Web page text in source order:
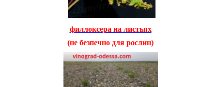
филлоксера на листьях
(не безпечно для рослин)